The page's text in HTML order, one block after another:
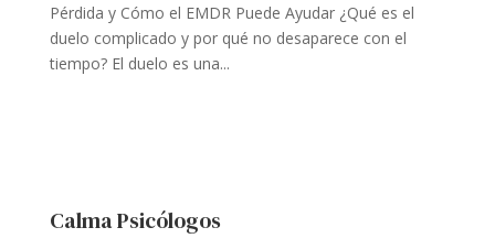
Pérdida y Cómo el EMDR Puede Ayudar ¿Qué es el
duelo complicado y por qué no desaparece con el
tiempo? El duelo es una...
Calma Psicólogos